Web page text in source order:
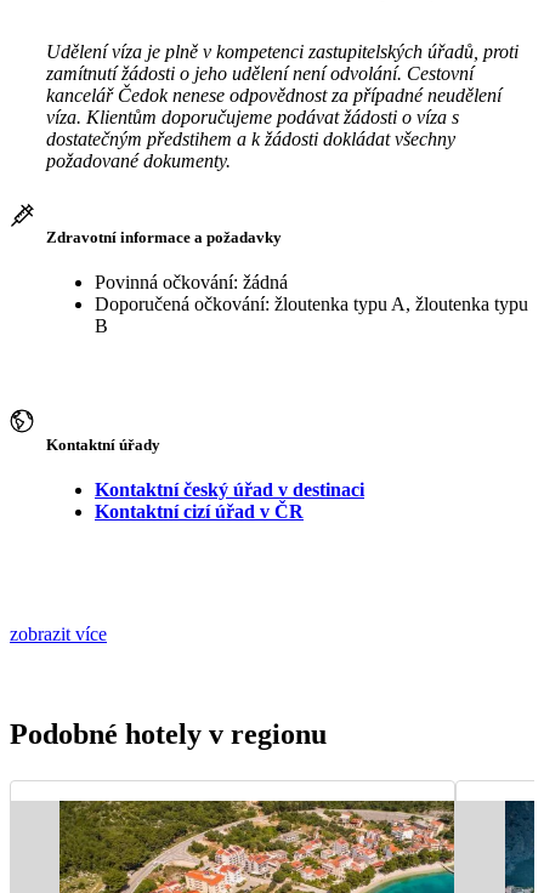
Udělení víza je plně v kompetenci zastupitelských úřadů, proti
zamítnutí žádosti o jeho udělení není odvolání. Cestovní
kancelář Čedok nenese odpovědnost za případné neudělení
víza. Klientům doporučujeme podávat žádosti o víza s
dostatečným předstihem a k žádosti dokládat všechny
požadované dokumenty.
Zdravotní informace a požadavky
Povinná očkování: žádná
Doporučená očkování: žloutenka typu A, žloutenka typu
B
Kontaktní úřady
Kontaktní český úřad v destinaci
Kontaktní cizí úřad v ČR
zobrazit více
Podobné hotely v regionu